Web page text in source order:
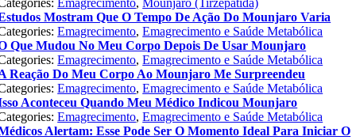
Mostram Que O Tempo De Ação Do Mounjaro Varia
Emagrecimento,Emagrecimento e Saúde Metabólica
Que Mudou No Meu Corpo Depois De Usar Mounjaro
Emagrecimento,Emagrecimento e Saúde Metabólica
Reação Do Meu Corpo Ao Mounjaro Me Surpreendeu
Emagrecimento,Emagrecimento e Saúde Metabólica
Aconteceu Quando Meu Médico Indicou Mounjaro
Emagrecimento,Emagrecimento e Saúde Metabólica
Alertam: Esse Pode Ser O Momento Ideal Para Iniciar O